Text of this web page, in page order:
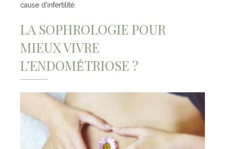
cause d’infertilité.
LA SOPHROLOGIE POUR
MIEUX VIVRE
L’ENDOMḖTRIOSE ?